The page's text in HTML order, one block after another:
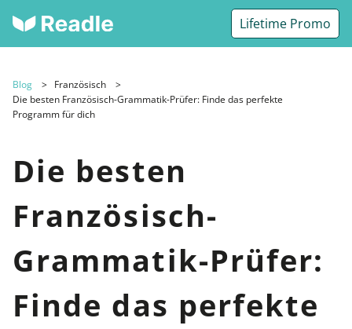
Lifetime Promo
Blog
Französisch
Die besten Französisch-Grammatik-Prüfer: Finde das perfekte
Programm für dich
Die besten
Französisch-
Grammatik-Prüfer:
Finde das perfekte